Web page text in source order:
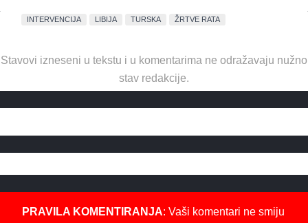
INTERVENCIJA LIBIJA TURSKA ŽRTVE RATA
Stavovi izneseni u tekstu i u komentarima ne odražavaju nužno
stav redakcije.
PRAVILA KOMENTIRANJA: Vaši komentari ne smiju